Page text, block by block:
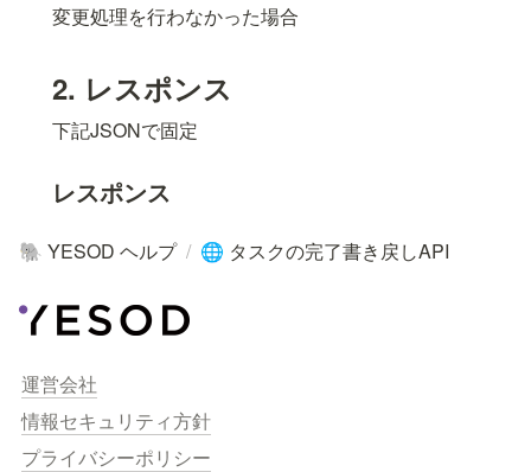
変更処理を行わなかった場合
2. レスポンス
下記JSONで固定
レスポンス
🐘 YESOD ヘルプ / 🌐 タスクの完了書き戻しAPI
運営会社
情報セキュリティ方針
プライバシーポリシー